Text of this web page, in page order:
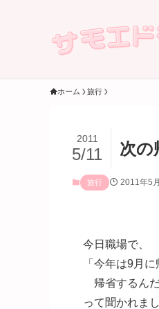
ホーム 旅行
次の
2011
5/11
旅行 2011年5
今日職場で、
「今年は9月
帰省するんだ
って聞かれまし